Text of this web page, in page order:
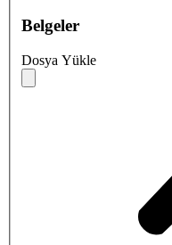
Belgeler
Dosya Yükle